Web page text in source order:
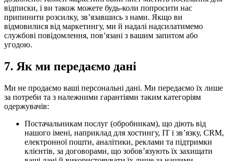
відписки, і ви також можете будь-коли попросити нас
припинити розсилку, звʼязавшись з нами. Якщо ви
відмовилися від маркетингу, ми й надалі надсилатимемо
службові повідомлення, повʼязані з вашим запитом або
угодою.
7. Як ми передаємо дані
Ми не продаємо ваші персональні дані. Ми передаємо їх лише
за потреби та з належними гарантіями таким категоріям
одержувачів:
Постачальникам послуг (обробникам), що діють від
нашого імені, наприклад для хостингу, ІТ і звʼязку, CRM,
електронної пошти, аналітики, реклами та підтримки
клієнтів, за договорами, що зобовʼязують їх захищати